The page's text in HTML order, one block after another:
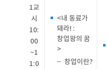
1교
시
10:
00
~1
1:0
<내 동료가
돼라! :
창업왕의 꿈
>
창업이란?